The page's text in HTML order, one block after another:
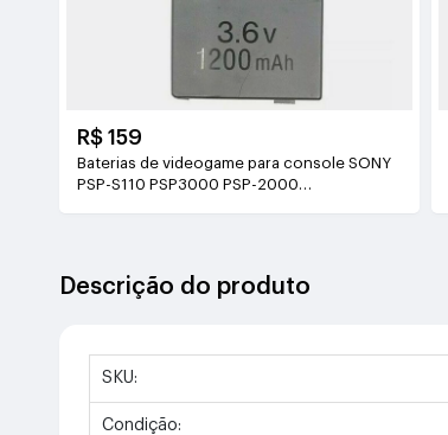
R$ 159
Baterias de videogame para console SONY
PSP-S110 PSP3000 PSP-2000
Descrição do produto
SKU:
Condição: